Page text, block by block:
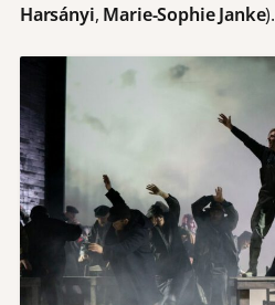
Harsányi, Marie-Sophie Janke).